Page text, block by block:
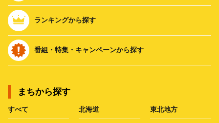
ランキングから探す
番組・特集・キャンペーンから探す
まちから探す
すべて 北海道 東北地方